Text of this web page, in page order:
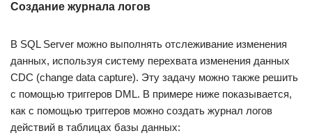
Создание журнала логов
В SQL Server можно выполнять отслеживание изменения
данных, используя систему перехвата изменения данных
CDC (change data capture). Эту задачу можно также решить
с помощью триггеров DML. В примере ниже показывается,
как с помощью триггеров можно создать журнал логов
действий в таблицах базы данных: